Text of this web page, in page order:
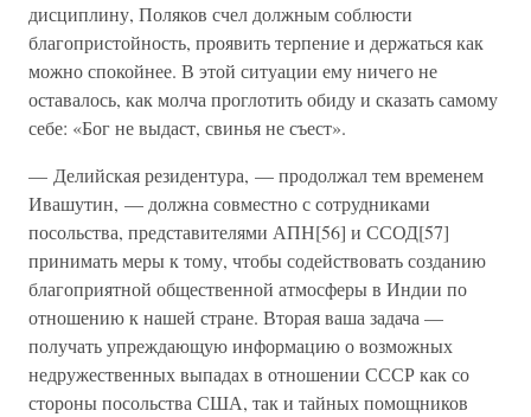
дисциплину, Поляков счел должным соблюсти
благопристойность, проявить терпение и держаться как
можно спокойнее. В этой ситуации ему ничего не
оставалось, как молча проглотить обиду и сказать самому
себе: «Бог не выдаст, свинья не съест».
— Делийская резидентура, — продолжал тем временем
Ивашутин, — должна совместно с сотрудниками
посольства, представителями АПН[56] и ССОД[57]
принимать меры к тому, чтобы содействовать созданию
благоприятной общественной атмосферы в Индии по
отношению к нашей стране. Вторая ваша задача —
получать упреждающую информацию о возможных
недружественных выпадах в отношении СССР как со
стороны посольства США, так и тайных помощников